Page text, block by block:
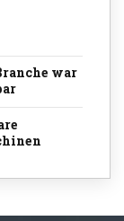
war